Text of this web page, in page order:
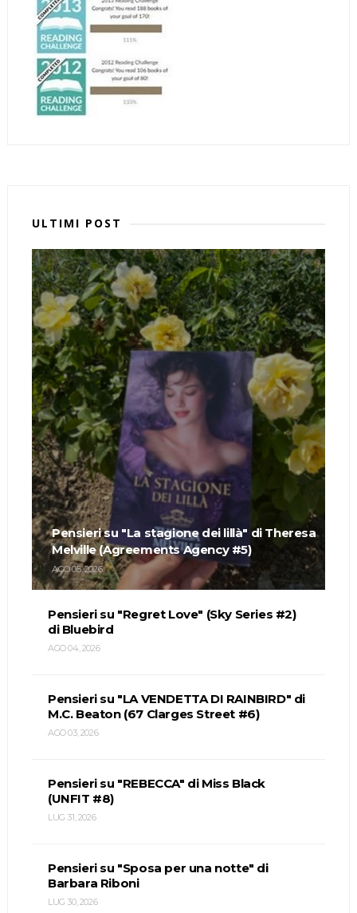
ULTIMI POST
Pensieri su "La stagione dei lillà" di Theresa
Melville (Agreements Agency #5)
AGO 05, 2026
Pensieri su "Regret Love" (Sky Series #2)
di Bluebird
AGO 04, 2026
Pensieri su "LA VENDETTA DI RAINBIRD" di
M.C. Beaton (67 Clarges Street #6)
AGO 03, 2026
Pensieri su "REBECCA" di Miss Black
(UNFIT #8)
LUG 31, 2026
Pensieri su "Sposa per una notte" di
Barbara Riboni
LUG 30, 2026